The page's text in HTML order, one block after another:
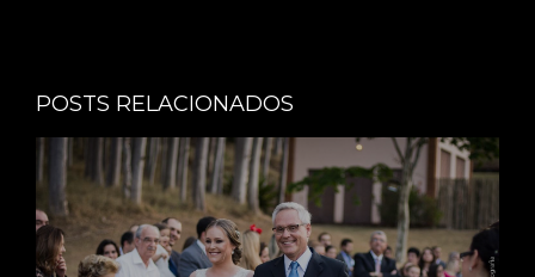
POSTS RELACIONADOS